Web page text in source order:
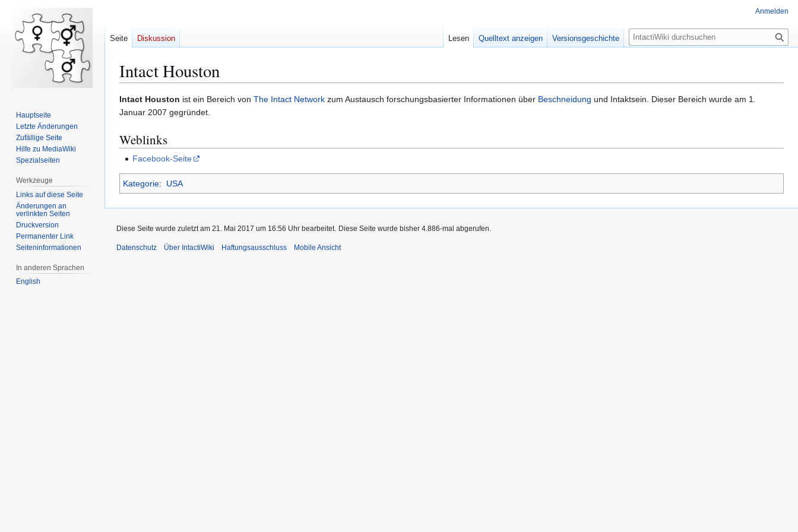
Intact Houston
Zur
Navigation
Zur
Suche
Intact Houston ist ein Bereich von The Intact Network zum Austausch forschungsbasierter Informationen über Beschneidung und Intaktsein. Dieser Bereich wurde am 1.
Januar 2007 gegründet.
Weblinks
Facebook-Seite
Kategorie: USA
Anmelden
Seite Diskussion Lesen Quelltext anzeigen Versionsgeschichte
S
u
e
Hauptseite
Letzte Änderungen
Zufällige Seite
Hilfe zu MediaWiki
Spezialseiten
Werkzeuge
Links auf diese Seite
Änderungen an
verlinkten Seiten
Druckversion
Permanenter Link
Seiten­­informationen
In anderen Sprachen
English
Diese Seite wurde zuletzt am 21. Mai 2017 um 16:56 Uhr bearbeitet. Diese Seite wurde bisher 4.886-mal abgerufen.
Datenschutz Über IntactiWiki Haftungsausschluss Mobile Ansicht